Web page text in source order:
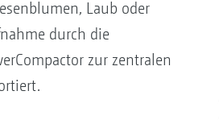
Laub oder
durch die
zur zentralen